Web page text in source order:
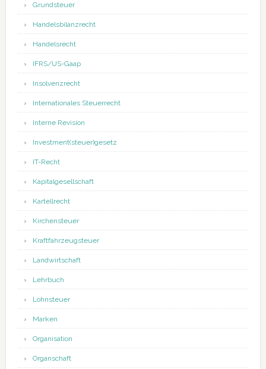
Grundsteuer
Handelsbilanzrecht
Handelsrecht
IFRS/US-Gaap
Insolvenzrecht
Internationales Steuerrecht
Interne Revision
Investment(steuer)gesetz
IT-Recht
Kapitalgesellschaft
Kartellrecht
Kirchensteuer
Kraftfahrzeugsteuer
Landwirtschaft
Lehrbuch
Lohnsteuer
Marken
Organisation
Organschaft